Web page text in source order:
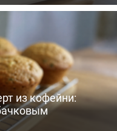
из кофейни: